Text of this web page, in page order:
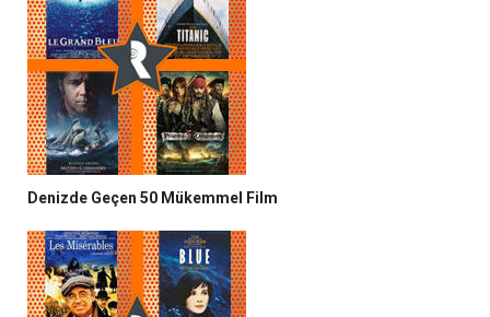
Denizde Geçen 50 Mükemmel Film